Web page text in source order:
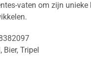
vaten om zijn unieke
, Bier, Tripel